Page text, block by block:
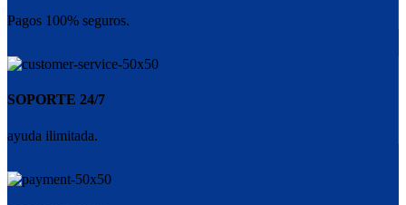
Pagos 100% seguros.
SOPORTE 24/7
ayuda ilimitada.